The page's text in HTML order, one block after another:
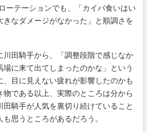
ーテーションでも、「カイバ食いはい
きなダメージがなかった」と順調さを
田騎手から、「調整段階で感じなか
場に来て出てしまったのかな」という
、目に見えない疲れが影響したのかも
物である以上、実際のところは分から
田騎手が人気を裏切り続けていること
思うところがあるだろう。